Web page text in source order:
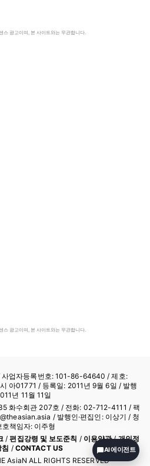
스 광고이며, 본 사이트와는 무관합니다.
스 광고이며, 본 사이트와는 무관합니다.
사업자등록번호: 101-86-64640 / 제호:
아01771 / 등록일: 2011년 9월 6일 / 발행
년 11월 11일
화수회관 207호 / 전화: 02-712-4111 / 팩
/ 발행인·편집인: 이상기 / 청
호책임자: 이주형
/편집강령 및 보도준칙 / 이용약관/개인정
/ CONTACT US
AsiaN ALL RIGHTS RESERVED
AI 에이전트